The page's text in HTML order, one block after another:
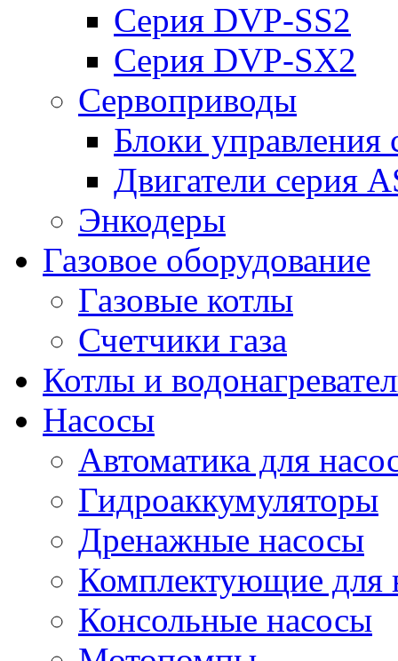
Серия DVP-SS2
Серия DVP-SX2
Сервоприводы
Блоки
Двигатели серия
Энкодеры
Газовое оборудование
Газовые котлы
Счетчики газа
Котлы и
Насосы
Автоматика для
Гидроаккумуляторы
Дренажные насосы
Комплектующие для
Консольные насосы